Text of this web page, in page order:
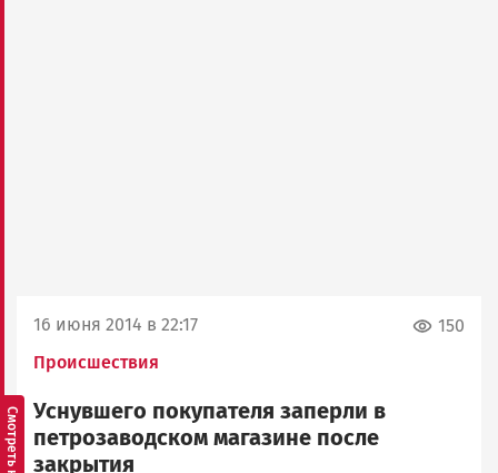
16 июня 2014 в 22:17
Происшествия
150
Уснувшего покупателя заперли в
петрозаводском магазине после
закрытия